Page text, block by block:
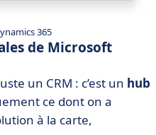
365
de Microsoft
un CRM : c’est un hub
ce dont on a
à la carte,